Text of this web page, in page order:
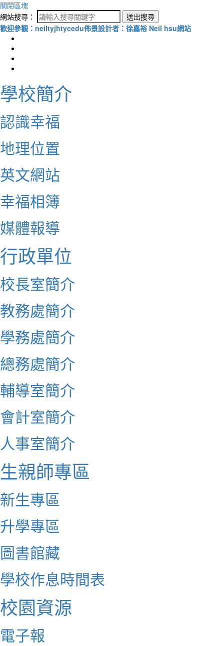
關閉區塊
網站搜尋：
送出搜尋
歡迎參觀：neiltyjhtycedu佈景設計者：徐嘉裕 Neil hsu網站
學校簡介
認識幸福
地理位置
英文網站
幸福相簿
媒體報導
行政單位
校長室簡介
教務處簡介
學務處簡介
總務處簡介
輔導室簡介
會計室簡介
人事室簡介
生親師專區
新生專區
升學專區
圖書館藏
學校作息時間表
校園資源
電子報